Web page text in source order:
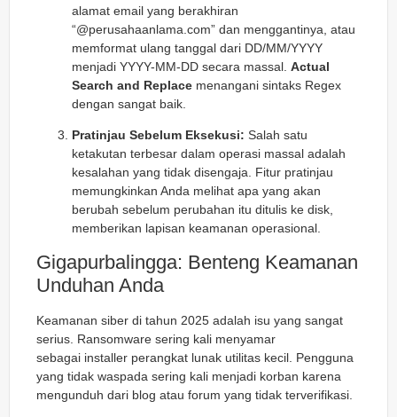
alamat email yang berakhiran
“@perusahaanlama.com” dan menggantinya, atau
memformat ulang tanggal dari DD/MM/YYYY
menjadi YYYY-MM-DD secara massal. Actual
Search and Replace menangani sintaks Regex
dengan sangat baik.
Pratinjau Sebelum Eksekusi: Salah satu
ketakutan terbesar dalam operasi massal adalah
kesalahan yang tidak disengaja. Fitur pratinjau
memungkinkan Anda melihat apa yang akan
berubah sebelum perubahan itu ditulis ke disk,
memberikan lapisan keamanan operasional.
Gigapurbalingga: Benteng Keamanan
Unduhan Anda
Keamanan siber di tahun 2025 adalah isu yang sangat
serius. Ransomware sering kali menyamar
sebagai installer perangkat lunak utilitas kecil. Pengguna
yang tidak waspada sering kali menjadi korban karena
mengunduh dari blog atau forum yang tidak terverifikasi.